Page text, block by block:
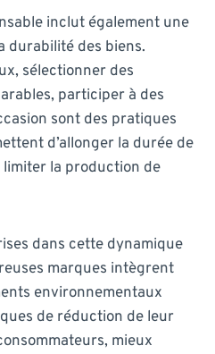
inclut également une
durabilité des biens.
sélectionner des
participer à des
sont des pratiques
d’allonger la durée de
la production de
dans cette dynamique
marques intègrent
environnementaux
de réduction de leur
mieux